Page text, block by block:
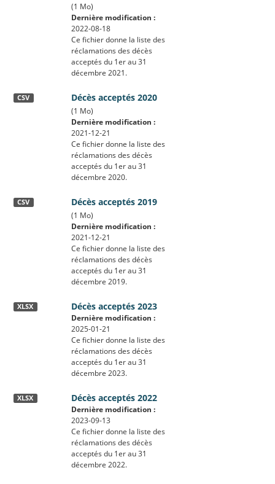
(1 Mo)
Dernière modification :
2022-08-18
Ce fichier donne la liste des
réclamations des décès
acceptés du 1er au 31
décembre 2021.
Décès acceptés 2020
CSV
(1 Mo)
Dernière modification :
2021-12-21
Ce fichier donne la liste des
réclamations des décès
acceptés du 1er au 31
décembre 2020.
Décès acceptés 2019
CSV
(1 Mo)
Dernière modification :
2021-12-21
Ce fichier donne la liste des
réclamations des décès
acceptés du 1er au 31
décembre 2019.
Décès acceptés 2023
XLSX
Dernière modification :
2025-01-21
Ce fichier donne la liste des
réclamations des décès
acceptés du 1er au 31
décembre 2023.
Décès acceptés 2022
XLSX
Dernière modification :
2023-09-13
Ce fichier donne la liste des
réclamations des décès
acceptés du 1er au 31
décembre 2022.